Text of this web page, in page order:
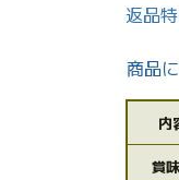
返品
商品
内
賞